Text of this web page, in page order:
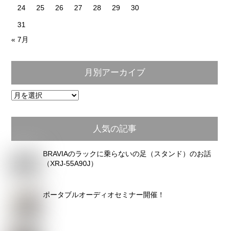
24 25 26 27 28 29 30
31
« 7月
月別アーカイブ
月
ア
カ
人気の記事
BRAVIAのラックに乗らないの足（スタンド）のお話
（XRJ-55A90J）
ポータブルオーディオセミナー開催！